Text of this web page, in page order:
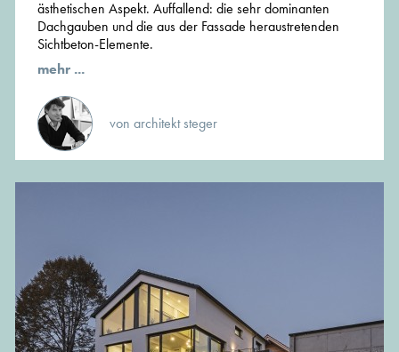
ästhetischen Aspekt. Auffallend: die sehr dominanten
Dachgauben und die aus der Fassade heraustretenden
Sichtbeton-Elemente.
mehr ...
von architekt steger